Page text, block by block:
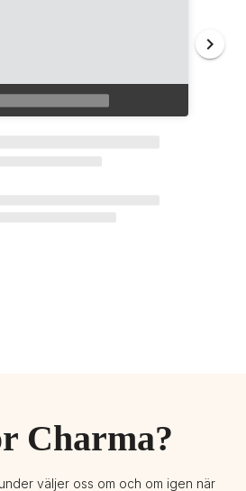
Charma?
väljer oss om och om igen när